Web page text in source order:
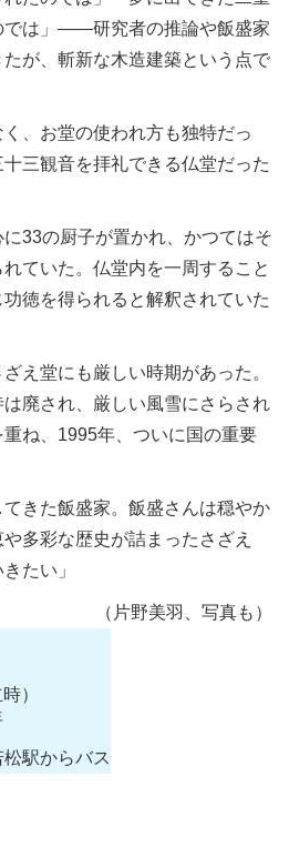
では」――研究者の推論や飯盛家
が、斬新な木造建築という点で
、お堂の使われ方も独特だっ
三観音を拝礼できる仏堂だった
33の厨子が置かれ、かつてはそ
ていた。仏堂内を一周すること
徳を得られると解釈されていた
え堂にも厳しい時期があった。
廃され、厳しい風雪にさらされ
ね、1995年、ついに国の重要
きた飯盛家。飯盛さんは穏やか
多彩な歴史が詰まったさざえ
たい」
（片野美羽、写真も）
）
松駅からバス